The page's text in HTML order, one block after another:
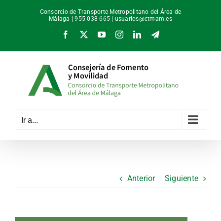
Consorcio de Transporte Metropolitano del Área de
Málaga | 955 038 665 | usuarios@ctmam.es
Facebook
X YouTubeInstagramLinkedInTelegram
Ir a...
Anterior Siguiente